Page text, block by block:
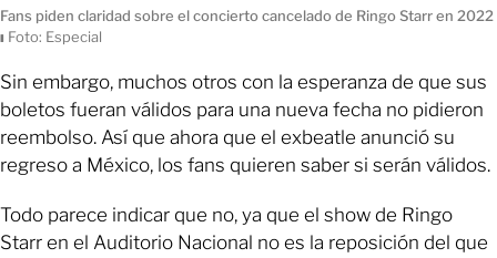
Fans piden claridad sobre el concierto cancelado de Ringo Starr en 2022
ı Foto: Especial
Sin embargo, muchos otros con la esperanza de que sus
boletos fueran válidos para una nueva fecha no pidieron
reembolso. Así que ahora que el exbeatle anunció su
regreso a México, los fans quieren saber si serán válidos.
Todo parece indicar que no, ya que el show de Ringo
Starr en el Auditorio Nacional no es la reposición del que